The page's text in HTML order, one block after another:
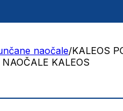
naočale/KALEOS
KALEOS